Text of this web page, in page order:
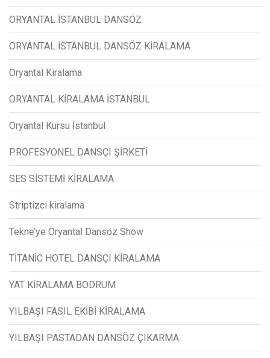
ORYANTAL İSTANBUL DANSÖZ
ORYANTAL İSTANBUL DANSÖZ KİRALAMA
Oryantal Kiralama
ORYANTAL KİRALAMA İSTANBUL
Oryantal Kursu İstanbul
PROFESYONEL DANSÇI ŞİRKETİ
SES SİSTEMİ KİRALAMA
Striptizci kiralama
Tekne’ye Oryantal Dansöz Show
TİTANİC HOTEL DANSÇI KİRALAMA
YAT KİRALAMA BODRUM
YILBAŞI FASIL EKİBİ KİRALAMA
YILBAŞI PASTADAN DANSÖZ ÇIKARMA